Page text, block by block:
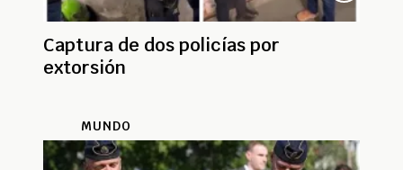
Captura de dos policías por
extorsión
MUNDO